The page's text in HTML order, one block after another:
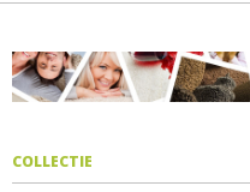
COLLECTIE